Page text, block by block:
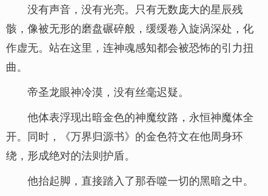
没有声音，没有光亮。只有无数庞大的星辰残
骸，像被无形的磨盘碾碎般，缓缓卷入旋涡深处，化
作虚无。站在这里，连神魂感知都会被恐怖的引力扭
曲。
帝圣龙眼神冷漠，没有丝毫迟疑。
他体表浮现出暗金色的神魔纹路，永恒神魔体全
开。同时，《万界归源书》的金色符文在他周身环
绕，形成绝对的法则护盾。
他抬起脚，直接踏入了那吞噬一切的黑暗之中。